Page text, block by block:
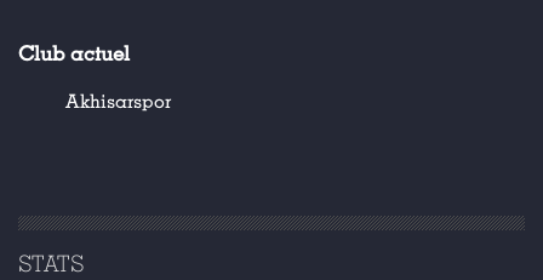
Club actuel
Akhisarspor
STATS